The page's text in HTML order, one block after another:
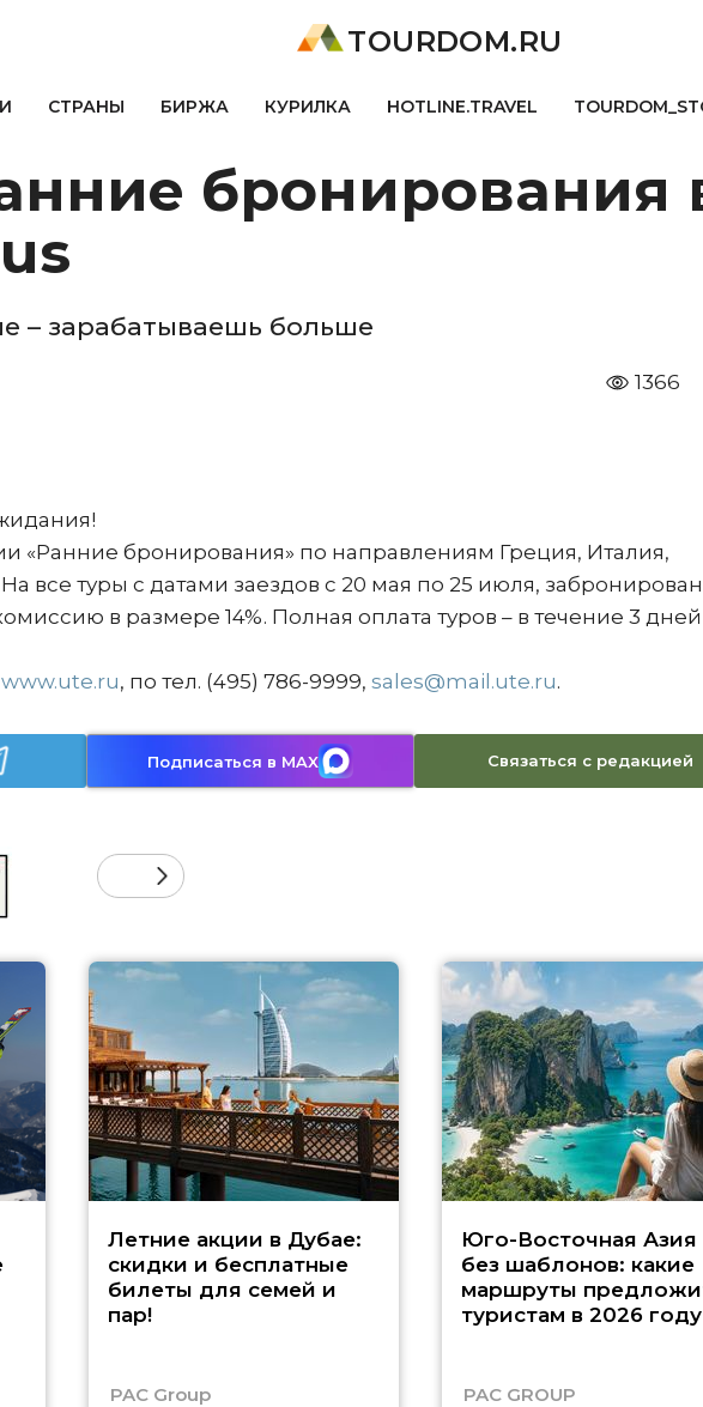
TOURDOM.RU
СТРАНЫ БИРЖА КУРИЛКА HOTLINE.TRAVEL
бронирования
– зарабатываешь больше
1366
«Ранние бронирования» по направлениям Греция, Италия,
все туры с датами заездов с 20 мая по 25 июля,
в размере 14%. Полная оплата туров – в течение 3 дней
www.ute.ru, по тел. (495) 786-9999, sales@mail.ute.ru.
Подписаться в MAX Связаться с редакцией
Летние акции в Дубае:
скидки и бесплатные
билеты для семей и
пар!
PAC Group
Юго-Восточная Азия
без шаблонов: какие
маршруты
туристам в 2026 году
PAC GROUP